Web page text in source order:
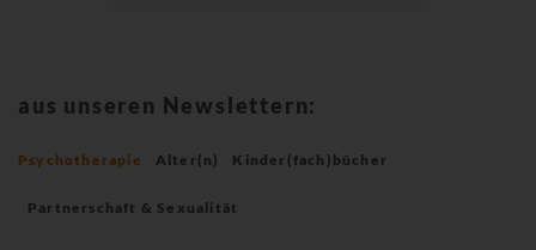
aus unseren Newslettern:
Psychotherapie Alter(n) Kinder(fach)bücher
Partnerschaft & Sexualität